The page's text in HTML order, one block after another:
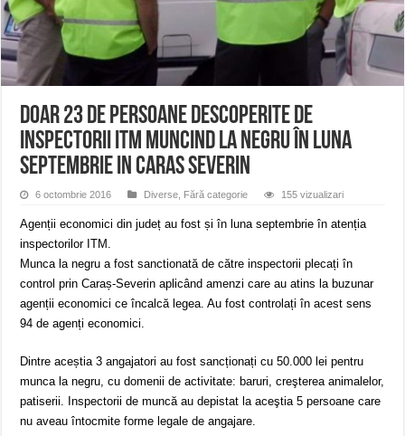
ANUNȚ OPRIRE APĂ în Reșița, cartier Țerova – avarie – 04.08.2026
ANUNȚ OPRIRE APĂ în Reșița – avarie – 03.08.2026 – Calea Caransebeșului
Doar 23 de persoane descoperite de
inspectorii ITM muncind la negru în luna
septembrie in Caras Severin
6 octombrie 2016 Diverse, Fără categorie 155 vizualizari
Agenții economici din județ au fost și în luna septembrie în atenția
inspectorilor ITM.
Munca la negru a fost sanctionată de către inspectorii plecați în
control prin Caraș-Severin aplicând amenzi care au atins la buzunar
agenții economici ce încalcă legea. Au fost controlați în acest sens
94 de agenți economici.
Dintre aceștia 3 angajatori au fost sancționați cu 50.000 lei pentru
munca la negru, cu domenii de activitate: baruri, creşterea animalelor,
patiserii. Inspectorii de muncă au depistat la aceştia 5 persoane care
nu aveau întocmite forme legale de angajare.